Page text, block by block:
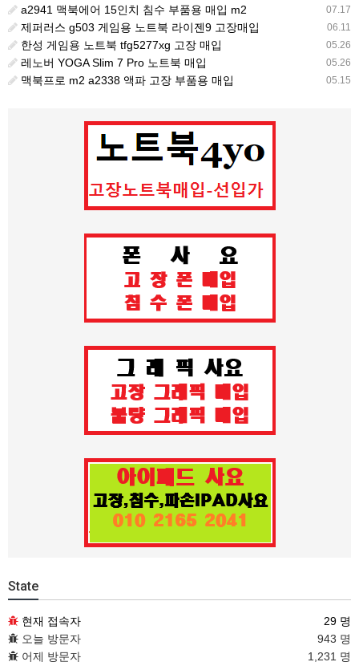
07.17
a2941 맥북에어 15인치 침수 부품용 매입 m2
06.11
제퍼러스 g503 게임용 노트북 라이젠9 고장매입
05.26
한성 게임용 노트북 tfg5277xg 고장 매입
05.26
레노버 YOGA Slim 7 Pro 노트북 매입
05.15
맥북프로 m2 a2338 액파 고장 부품용 매입
State
현재 접속자
29 명
오늘 방문자
943 명
어제 방문자
1,231 명